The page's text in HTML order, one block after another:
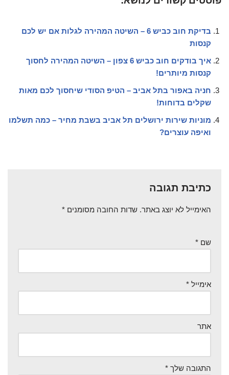
בדיקת חוב כביש 6 – השיטה המהירה לגלות אם יש לכם
קנסות
איך בודקים חוב כביש 6 צפון – השיטה המהירה לחסוך
קנסות מיותרים!
חניה באפור בתל אביב – הטיפ הסודי שיחסוך לכם מאות
שקלים בדוחות!
מוניות שירות ירושלים תל אביב בשבת מחיר – כמה תשלמו
ואיפה עוצרים?
כתיבת תגובה
האימייל לא יוצג באתר. שדות החובה מסומנים *
שם *
אימייל *
אתר
התגובה שלך *